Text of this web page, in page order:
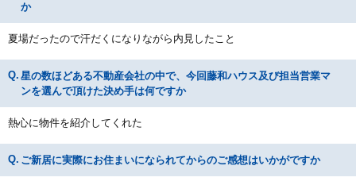
か
夏場だったので汗だくになりながら内見したこと
星の数ほどある不動産会社の中で、今回藤和ハウス及び担当営業マ
ンを選んで頂けた決め手は何ですか
熱心に物件を紹介してくれた
ご新居に実際にお住まいになられてからのご感想はいかがですか